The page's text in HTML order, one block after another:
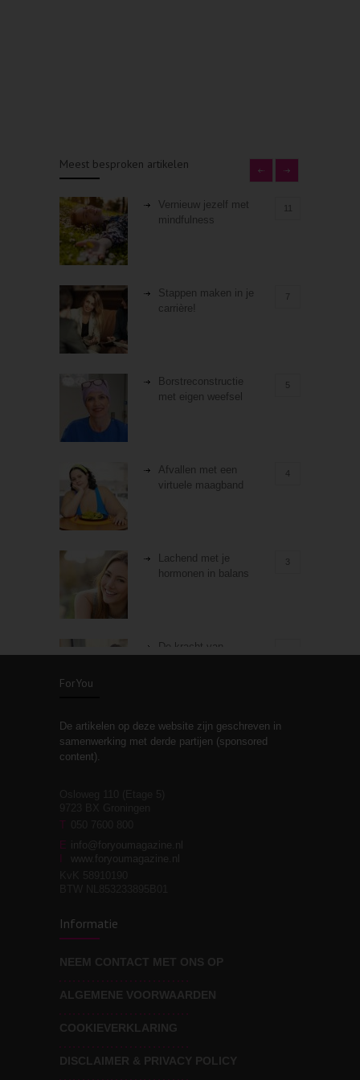
Meest besproken artikelen
Vernieuw jezelf met
mindfulness
Stappen maken in je
carrière!
7
Borstreconstructie
met eigen weefsel
5
Afvallen met een
virtuele maagband
4
Lachend met je
hormonen in balans
3
De kracht van
Stiefouderschap en
relaties
moeite!
Wat voor leider wil jij
zijn?
ForYou
De artikelen op deze website zijn geschreven in
samenwerking met derde partijen (sponsored
content).
T
E info@foryoumagazine.nl
www.foryoumagazine.nl
Informatie
NEEM CONTACT MET ONS OP
ALGEMENE VOORWAARDEN
COOKIEVERKLARING
DISCLAIMER & PRIVACY POLICY